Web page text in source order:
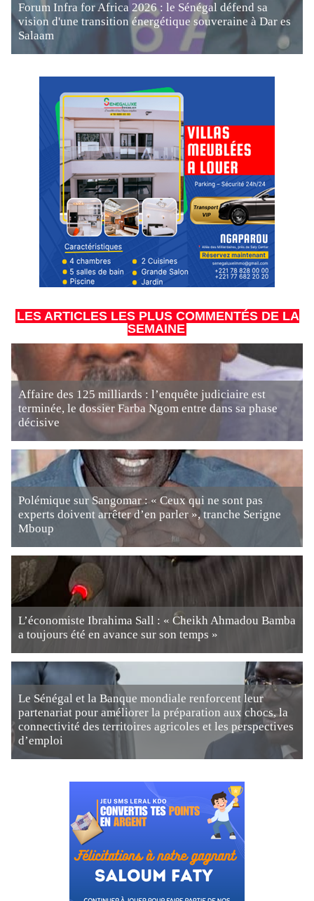
Forum Infra for Africa 2026 : le Sénégal défend sa
vision d'une transition énergétique souveraine à Dar es
Salaam
LES ARTICLES LES PLUS COMMENTÉS DE LA
SEMAINE
Affaire des 125 milliards : l’enquête judiciaire est
terminée, le dossier Farba Ngom entre dans sa phase
décisive
Polémique sur Sangomar : « Ceux qui ne sont pas
experts doivent arrêter d’en parler », tranche Serigne
Mboup
L’économiste Ibrahima Sall : « Cheikh Ahmadou Bamba
a toujours été en avance sur son temps »
Le Sénégal et la Banque mondiale renforcent leur
partenariat pour améliorer la préparation aux chocs, la
connectivité des territoires agricoles et les perspectives
d’emploi